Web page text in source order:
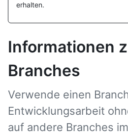
erhalten.
Informationen
Branches
Verwende einen
Entwicklungsarbeit
auf andere Branches